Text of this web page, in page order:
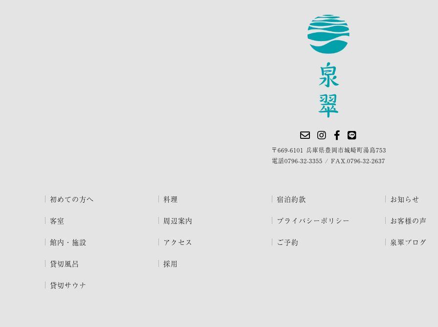
〒669-6101 兵庫県豊岡市城崎町湯島753
電話0796-32-3355 / FAX.0796-32-2637
初めての方へ
客室
館内・施設
貸切風呂
貸切サウナ
料理
周辺案内
アクセス
採用
宿泊約款
プライバシーポリシー
ご予約
お知らせ
お客様の声
泉翠ブログ